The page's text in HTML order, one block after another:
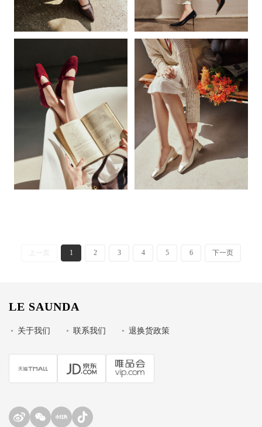
1 2 3 4 5 6 下一页
LE SAUNDA
• 关于我们 • 联系我们 • 退换货政策